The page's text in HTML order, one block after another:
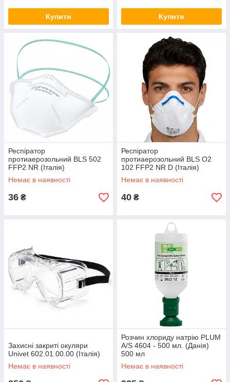
Купити Купити
Респіратор
протиаерозольний BLS 502
FFP2 NR (Італія)
Немає в наявності
36 ₴
Респіратор
протиаерозольний BLS O2
102 FFP2 NR D (Італія)
Немає в наявності
40 ₴
Захисні закриті окуляри
Univet 602.01.00.00 (Італія)
Немає в наявності
Розчин хлориду натрію PLUM
A/S 4604 - 500 мл. (Данія)
500 мл
Немає в наявності